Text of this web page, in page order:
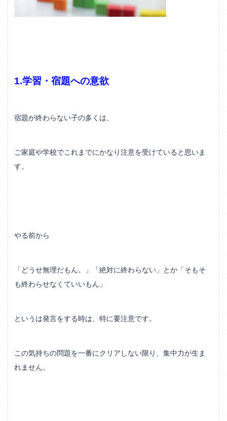
1.学習・宿題への意欲
宿題が終わらない子の多くは、
ご家庭や学校でこれまでにかなり注意を受けていると思いま
す。
やる前から
「どうせ無理だもん。」「絶対に終わらない」とか「そもそ
も終わらせなくていいもん」
というは発言をする時は、特に要注意です。
この気持ちの問題を一番にクリアしない限り、集中力が生ま
れません。